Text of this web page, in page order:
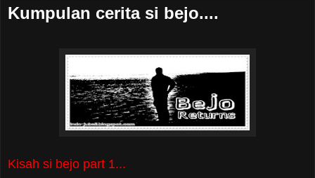
Kumpulan cerita si bejo....
Kisah si bejo part 1...